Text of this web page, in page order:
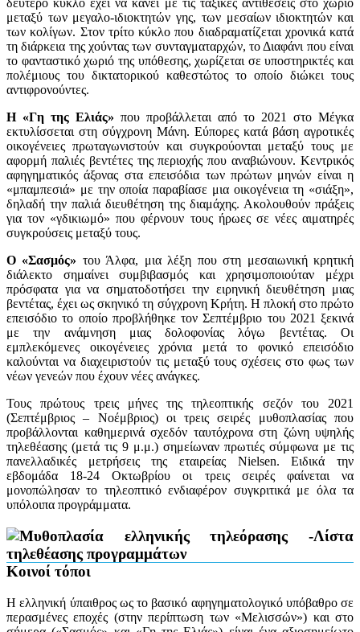
δεύτερο κύκλο έχει να κάνει με τις ταξικές αντιθέσεις στο χωριό
μεταξύ των μεγαλο-ιδιοκτητών γης, των μεσαίων ιδιοκτητών και
των κολίγων. Στον τρίτο κύκλο που διαδραματίζεται χρονικά κατά
τη διάρκεια της χούντας των συνταγματαρχών, το Διαφάνι που είναι
το φανταστικό χωριό της υπόθεσης, χωρίζεται σε υποστηρικτές και
πολέμιους του δικτατορικού καθεστώτος το οποίο διώκει τους
αντιφρονούντες.
Η «Γη της Ελιάς» που προβάλλεται από το 2021 στο Μέγκα
εκτυλίσσεται στη σύγχρονη Μάνη. Εύπορες κατά βάση αγροτικές
οικογένειες πρωταγωνιστούν και συγκρούονται μεταξύ τους με
αφορμή παλιές βεντέτες της περιοχής που αναβιώνουν. Κεντρικός
αφηγηματικός άξονας στα επεισόδια των πρώτων μηνών είναι η
«μπαμπεσιά» με την οποία παραβίασε μια οικογένεια τη «σιάξη»,
δηλαδή την παλιά διευθέτηση της διαμάχης. Ακολουθούν πράξεις
για τον «γδικιωμό» που φέρνουν τους ήρωες σε νέες αιματηρές
συγκρούσεις μεταξύ τους.
Ο «Σασμός» του Άλφα, μια λέξη που στη μεσαιωνική κρητική
διάλεκτο σημαίνει συμβιβασμός και χρησιμοποιούταν μέχρι
πρόσφατα για να σηματοδοτήσει την ειρηνική διευθέτηση μιας
βεντέτας, έχει ως σκηνικό τη σύγχρονη Κρήτη. Η πλοκή στο πρώτο
επεισόδιο το οποίο προβλήθηκε τον Σεπτέμβριο του 2021 ξεκινά
με την ανάμνηση μιας δολοφονίας λόγω βεντέτας. Οι
εμπλεκόμενες οικογένειες χρόνια μετά το φονικό επεισόδιο
καλούνται να διαχειριστούν τις μεταξύ τους σχέσεις στο φως των
νέων γενεών που έχουν νέες ανάγκες.
Τους πρώτους τρεις μήνες της τηλεοπτικής σεζόν του 2021
(Σεπτέμβριος – Νοέμβριος) οι τρεις σειρές μυθοπλασίας που
προβάλλονται καθημερινά σχεδόν ταυτόχρονα στη ζώνη υψηλής
τηλεθέασης (μετά τις 9 μ.μ.) σημείωναν πρωτιές σύμφωνα με τις
πανελλαδικές μετρήσεις της εταιρείας Nielsen. Ειδικά την
εβδομάδα 18-24 Οκτωβρίου οι τρεις σειρές φαίνεται να
μονοπώλησαν το τηλεοπτικό ενδιαφέρον συγκριτικά με όλα τα
υπόλοιπα προγράμματα.
Κοινοί τόποι
Η ελληνική ύπαιθρος ως το βασικό αφηγηματολογικό υπόβαθρο σε
περασμένες εποχές (στην περίπτωση των «Μελισσών») και στο